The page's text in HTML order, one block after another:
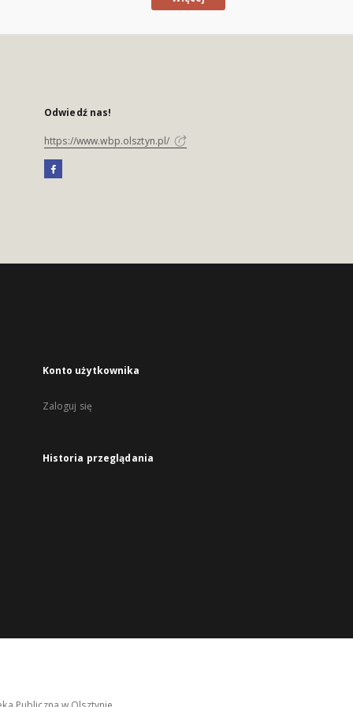
Odwiedź nas!
https://www.wbp.olsztyn.pl/
Konto użytkownika
Zaloguj się
Historia przeglądania